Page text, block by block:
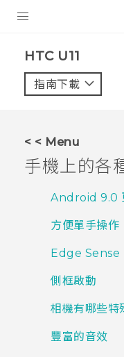
VIVE
支援服務
HTC U11‎
指南下載
< < Menu
手機上的各
Android 9.0
方便單手操作
Edge Sense
側框啟動
相機有哪些特
豐富的音效